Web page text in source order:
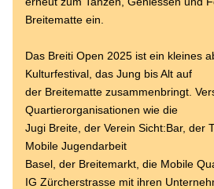
Breitematte ein.
Das Breiti Open 2025 ist ein kleines
Kulturfestival, das Jung bis Alt auf
der Breitematte zusammenbringt.
Quartierorganisationen wie die
Jugi Breite, der Verein Sicht:Bar, der
Mobile Jugendarbeit
Basel, der Breitemarkt, die Mobile
IG Zürcherstrasse mit ihren